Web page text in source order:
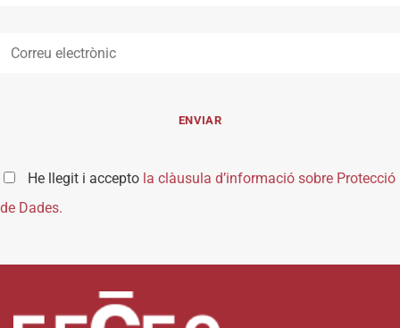
He llegit i accepto la clàusula d’informació sobre Protecció
de Dades.